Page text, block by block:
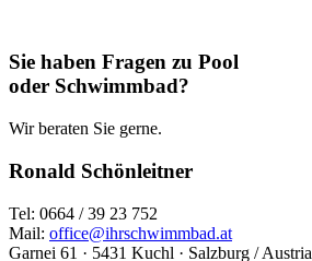
Sie haben Fragen zu Pool
oder Schwimmbad?
Wir beraten Sie gerne.
Ronald Schönleitner
Tel: 0664 / 39 23 752
Mail: office@ihrschwimmbad.at
Garnei 61 · 5431 Kuchl · Salzburg / Austria